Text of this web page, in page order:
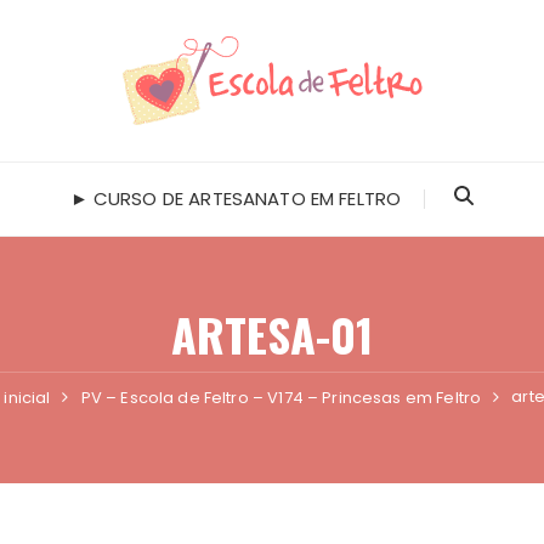
► CURSO DE ARTESANATO EM FELTRO
ARTESA-01
PV – Escola de Feltro – V174 – Princesas em Feltro